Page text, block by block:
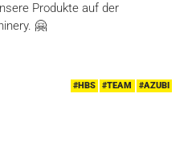
Produkte auf der
🤗
#HBS #TEAM #AZUBI